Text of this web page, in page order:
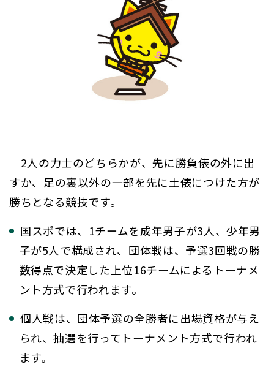
2人の力士のどちらかが、先に勝負俵の外に出
すか、足の裏以外の一部を先に土俵につけた方が
勝ちとなる競技です。
国スポでは、1チームを成年男子が3人、少年男
子が5人で構成され、団体戦は、予選3回戦の勝
数得点で決定した上位16チームによるトーナメ
ント方式で行われます。
個人戦は、団体予選の全勝者に出場資格が与え
られ、抽選を行ってトーナメント方式で行われ
ます。